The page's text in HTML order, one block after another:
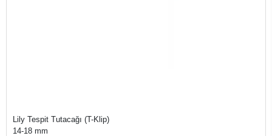
Lily Tespit Tutacağı (T-Klip)
14-18 mm